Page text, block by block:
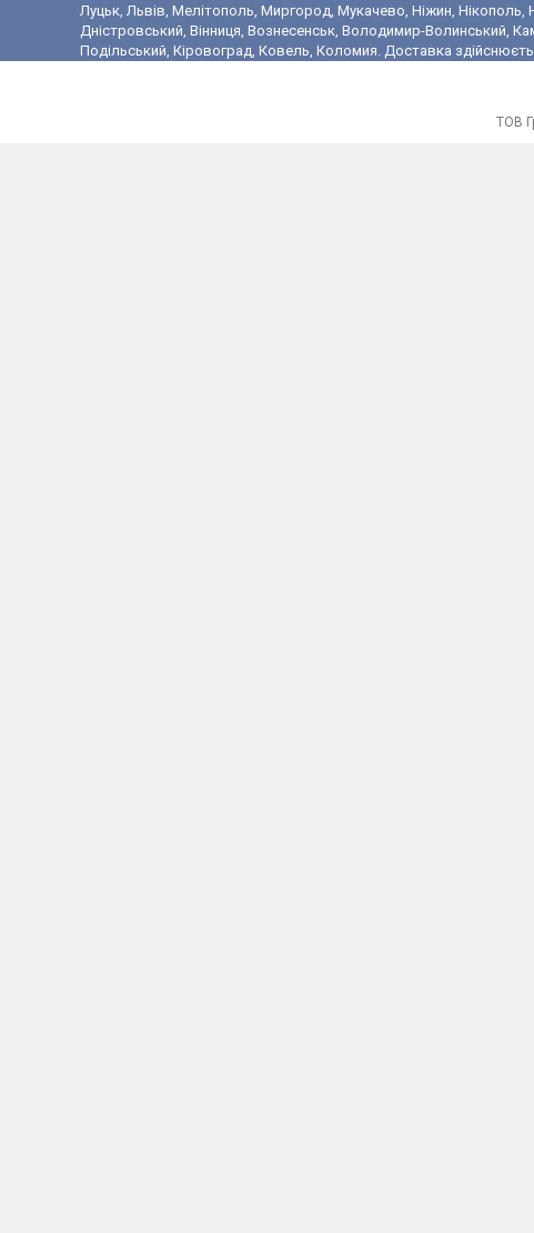
Луцьк, Львів, Мелітополь, Миргород, Мукачево, Ніжин,
Дністровський, Вінниця, Вознесенськ, Володимир-Волинський,
Подільський, Кіровоград, Ковель, Коломия. Доставка